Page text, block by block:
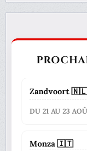
Zandvoort
DU 21 AU 23
Monza 🇮🇹